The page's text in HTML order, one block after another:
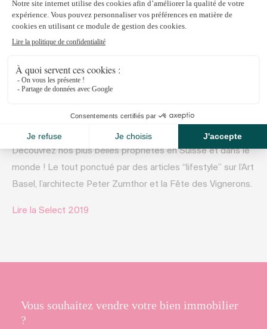
Découvrez nos plus belles propriétés en Suisse et dans le
monde ! Le tout ponctué par des articles “lifestyle” sur l’Art
Basel, l’architecte Peter Zumthor et la Fête des Vignerons.
Lire la Select 2019
Vous souhaitez vendre votre bien immobilier
?